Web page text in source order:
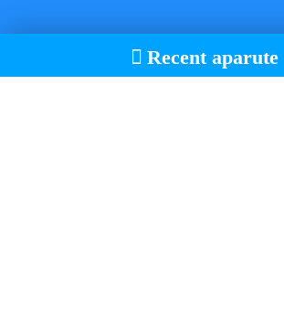
Recent aparute